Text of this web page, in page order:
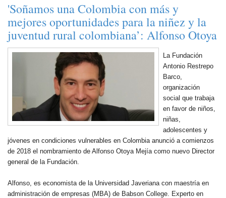
'Soñamos una Colombia con más y
mejores oportunidades para la niñez y la
juventud rural colombiana’: Alfonso Otoya
La Fundación
Antonio Restrepo
Barco,
organización
social que trabaja
en favor de niños,
niñas,
adolescentes y
jóvenes en condiciones vulnerables en Colombia anunció a comienzos
de 2018 el nombramiento de Alfonso Otoya Mejía como nuevo Director
general de la Fundación.
Alfonso, es economista de la Universidad Javeriana con maestría en
administración de empresas (MBA) de Babson College. Experto en